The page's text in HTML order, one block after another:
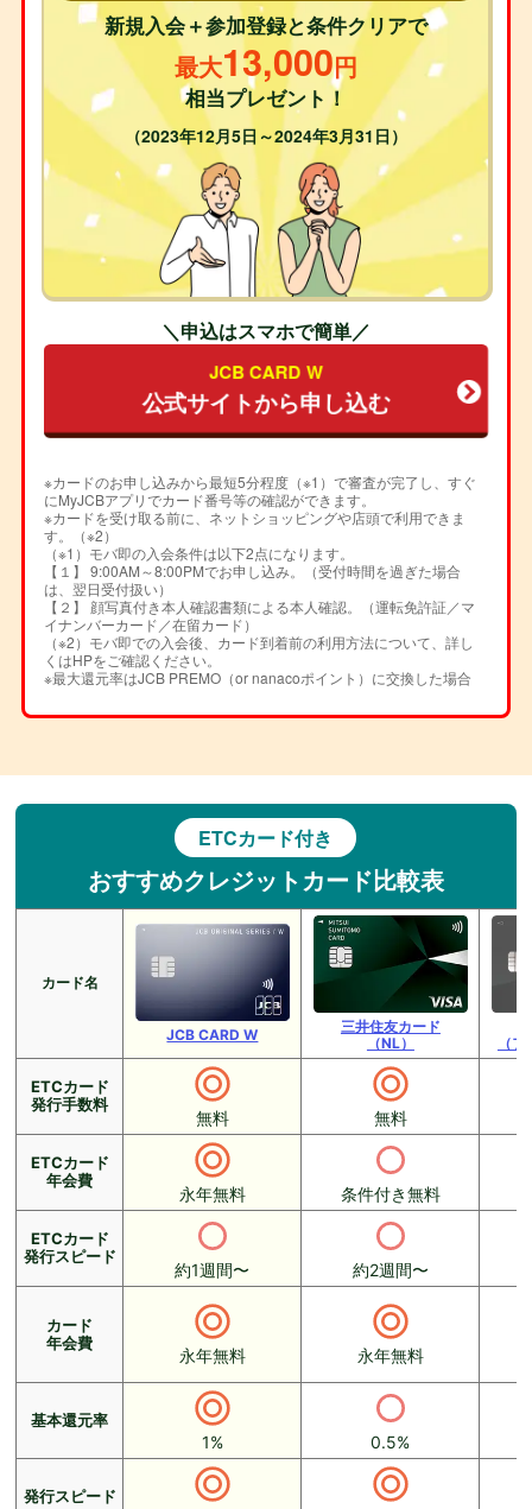
新規入会＋参加登録と条件クリアで
最大13,000円
相当プレゼント！
（2023年12月5日～2024年3月31日）
＼申込はスマホで簡単／
JCB CARD W
公式サイトから申し込む
※カードのお申し込みから最短5分程度（※1）で審査が完了し、すぐ
にMyJCBアプリでカード番号等の確認ができます。
※カードを受け取る前に、ネットショッピングや店頭で利用できま
す。（※2）
（※1）モバ即の入会条件は以下2点になります。
【１】 9:00AM～8:00PMでお申し込み。（受付時間を過ぎた場合
は、翌日受付扱い）
【２】 顔写真付き本人確認書類による本人確認。（運転免許証／マ
イナンバーカード／在留カード）
（※2）モバ即での入会後、カード到着前の利用方法について、詳し
くはHPをご確認ください。
※最大還元率はJCB PREMO（or nanacoポイント）に交換した場合
ETCカード付き
おすすめクレジットカード比較表
カード名
JCB CARD W
三井住友カード
（NL）
（
ETCカード
発行手数料
無料 無料
ETCカード
年会費
永年無料 条件付き無料
ETCカード
発行スピード
約1週間〜 約2週間〜
カード
年会費
永年無料 永年無料
基本還元率
1% 0.5%
発行スピード